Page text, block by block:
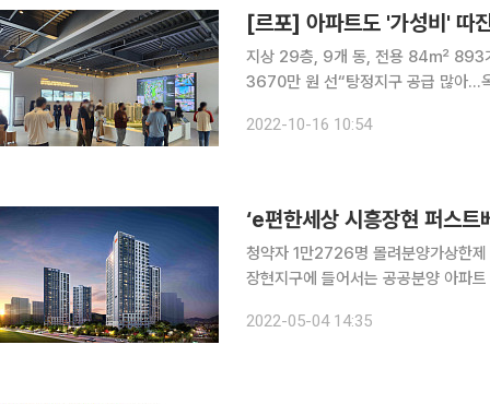
지상 29층, 9개 동, 전용 84㎡ 893
3670만 원 선“탕정지구 공급 많아…옥석가리기 심화” “신혼부부
대형 건설사 브랜드 단지다 보니 수요
2022-10-16 10:54
‘e편한세상 시흥장현 퍼스트
청약자 1만2726명 몰려분양가상한제 적
장현지구에 들어서는 공공분양 아파
소시엄이 시공하는 민간참여 공공분
2022-05-04 14:35